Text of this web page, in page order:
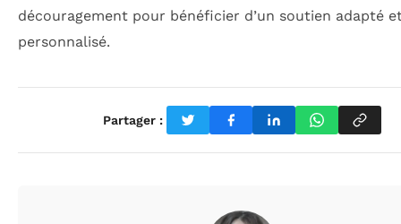
découragement pour bénéficier d’un soutien adapté
personnalisé.
Partager :